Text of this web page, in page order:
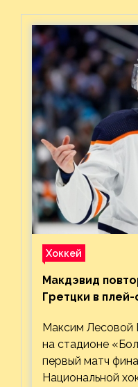
Хоккей
Макдэвид
Гретцки в
Максим Лесовой
на стадионе
первый матч
Национальной